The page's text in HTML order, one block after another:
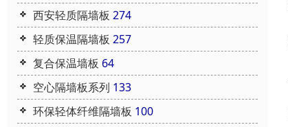
西安轻质隔墙板 274
轻质保温隔墙板 257
复合保温墙板 64
空心隔墙板系列 133
环保轻体纤维隔墙板 100